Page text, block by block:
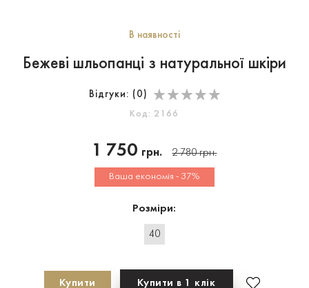
В наявності
Бежеві шльопанці з натуральної шкіри
Відгуки: ( 0 )
Код: 2166
1 750 грн. 2 780грн.
Ваша економія - 37%
Розміри:
40
Купити Купити в 1 клік